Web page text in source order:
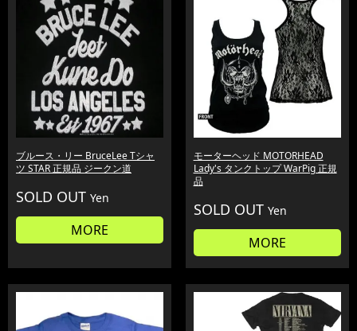
ブルース・リー BruceLee Tシャ
ツ STAR 正規品 ジークン道
SOLD OUT Yen
MORE
モーターヘッド MOTORHEAD
Lady's タンクトップ WarPig 正規
品
SOLD OUT Yen
MORE